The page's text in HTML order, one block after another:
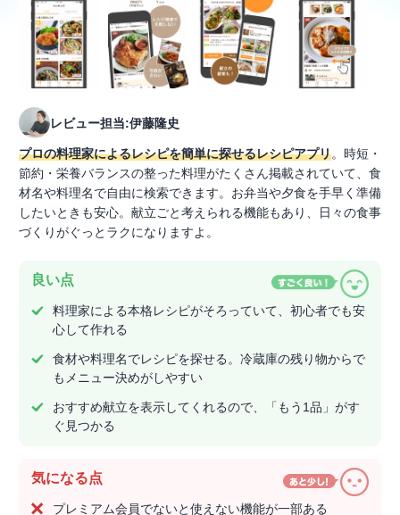
レビュー担当:伊藤隆史
プロの料理家によるレシピを簡単に探せるレシピアプリ。時短・
節約・栄養バランスの整った料理がたくさん掲載されていて、食
材名や料理名で自由に検索できます。お弁当や夕食を手早く準備
したいときも安心。献立ごと考えられる機能もあり、日々の食事
づくりがぐっとラクになりますよ。
良い点
料理家による本格レシピがそろっていて、初心者でも安
心して作れる
食材や料理名でレシピを探せる。冷蔵庫の残り物からで
もメニュー決めがしやすい
おすすめ献立を表示してくれるので、「もう1品」がす
ぐ見つかる
気になる点
プレミアム会員でないと使えない機能が一部ある